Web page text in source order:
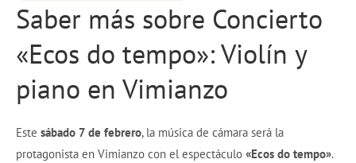
Saber más sobre Concierto
«Ecos do tempo»: Violín y
piano en Vimianzo
Este sábado 7 de febrero, la música de cámara será la
protagonista en Vimianzo con el espectáculo «Ecos do tempo».